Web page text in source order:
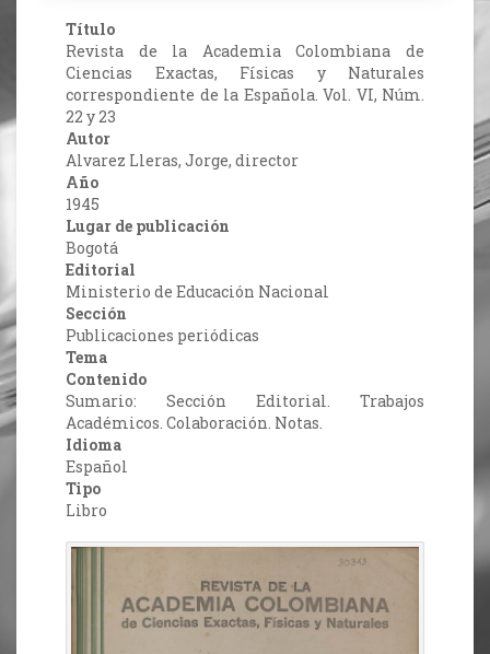
Título
Revista de la Academia Colombiana de
Ciencias Exactas, Físicas y Naturales
correspondiente de la Española. Vol. VI, Núm.
22 y 23
Autor
Alvarez Lleras, Jorge, director
Año
1945
Lugar de publicación
Bogotá
Editorial
Ministerio de Educación Nacional
Sección
Publicaciones periódicas
Tema
Contenido
Sumario: Sección Editorial. Trabajos
Académicos. Colaboración. Notas.
Idioma
Español
Tipo
Libro